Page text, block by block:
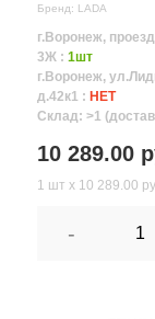
Бренд: LADA
г.Воронеж,
3Ж : 1шт
г.Воронеж,
д.42к1 : НЕТ
Склад: >1
10 289.00
1 шт х 10 289.00
-